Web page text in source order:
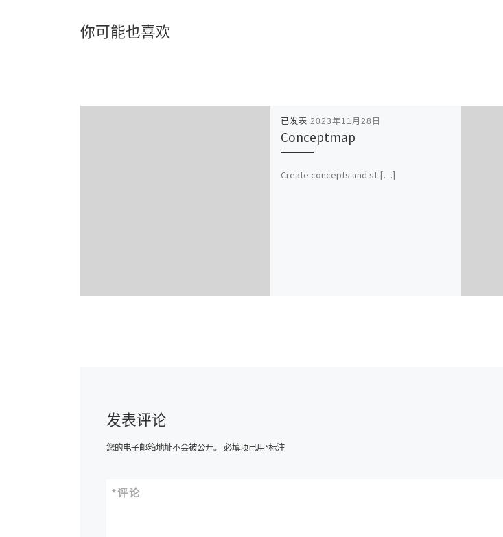
你可能也喜欢
已发表 2023年11月28日
Conceptmap
Create concepts and st […]
发表评论
您的电子邮箱地址不会被公开。 必填项已用*标注
评论
*